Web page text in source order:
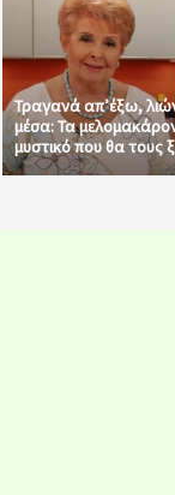
Τραγανά απ’έξω,
μέσα: Τα
μυστικό που θα τους